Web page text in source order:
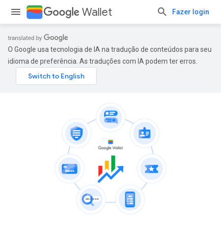
Wallet Fazer login
O Google usa tecnologia de IA na tradução de conteúdos para seu
idioma de preferência. As traduções com IA podem ter erros.